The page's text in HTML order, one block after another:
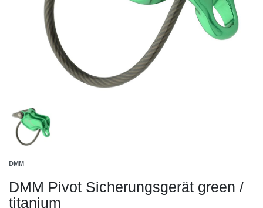
DMM
DMM Pivot Sicherungsgerät green /
titanium